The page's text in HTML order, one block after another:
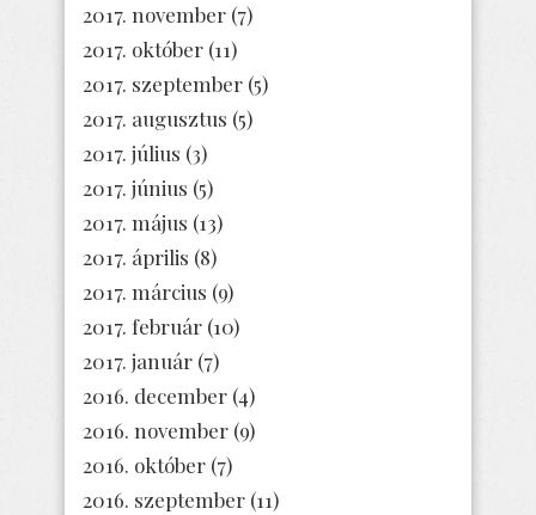
2017. november (7)
2017. október (11)
2017. szeptember (5)
2017. augusztus (5)
2017. július (3)
2017. június (5)
2017. május (13)
2017. április (8)
2017. március (9)
2017. február (10)
2017. január (7)
2016. december (4)
2016. november (9)
2016. október (7)
2016. szeptember (11)